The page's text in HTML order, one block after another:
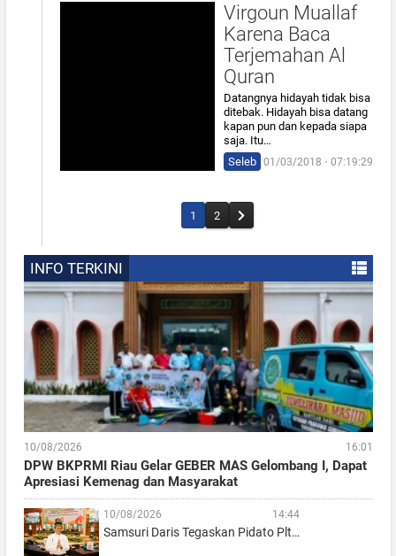
Virgoun Muallaf
Karena Baca
Terjemahan Al
Quran
Datangnya hidayah tidak bisa
ditebak. Hidayah bisa datang
kapan pun dan kepada siapa
saja. Itu…
Seleb
01/03/2018 ⋅ 07:19:29
1 2
INFO TERKINI
10/08/2026 16:01
DPW BKPRMI Riau Gelar GEBER MAS Gelombang I, Dapat
Apresiasi Kemenag dan Masyarakat
10/08/2026 14:44
Samsuri Daris Tegaskan Pidato Plt…